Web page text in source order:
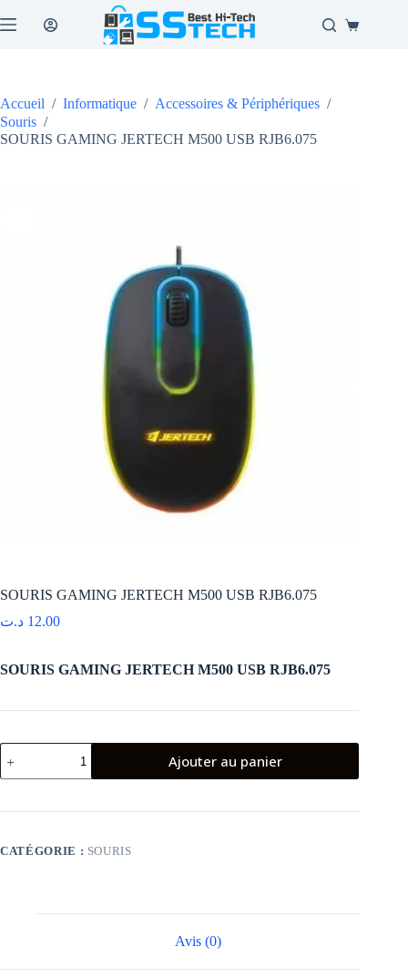
au
Panier
Accueil / Informatique / Accessoires & Périphériques /
Souris /
SOURIS GAMING JERTECH M500 USB RJB6.075
SOURIS GAMING JERTECH M500 USB RJB6.075
12.00 د.ت
SOURIS GAMING JERTECH M500 USB RJB6.075
quantité
de
SOURIS
JERTECH
RJB6.075
Ajouter au panier
CATÉGORIE : SOURIS
Avis (0)